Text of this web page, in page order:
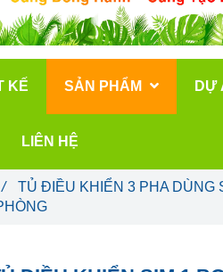
/ TỦ ĐIỀU KHIỂN 3 PHA DÙNG
KẾ SẢN PHẨM DỰ
LIÊN HỆ